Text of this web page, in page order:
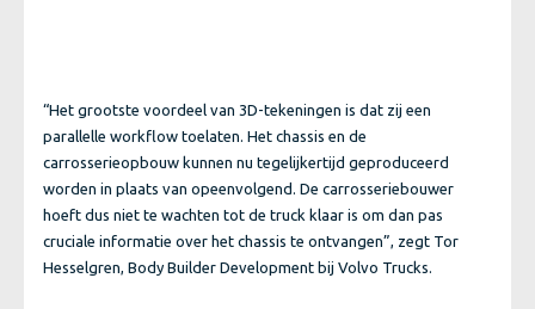
“Het grootste voordeel van 3D-tekeningen is dat zij een
parallelle workflow toelaten. Het chassis en de
carrosserieopbouw kunnen nu tegelijkertijd geproduceerd
worden in plaats van opeenvolgend. De carrosseriebouwer
hoeft dus niet te wachten tot de truck klaar is om dan pas
cruciale informatie over het chassis te ontvangen”, zegt Tor
Hesselgren, Body Builder Development bij Volvo Trucks.